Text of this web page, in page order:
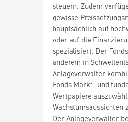
steuern. Zudem
gewisse
hauptsächlich auf
oder auf die
spezialisiert. Der
anderem in
Anlageverwalter
Fonds Markt- und
Wertpapiere
Wachstumsaussichten
Der Anlageverwalter